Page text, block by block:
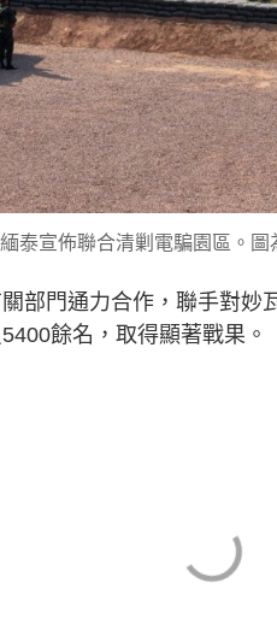
泰宣佈聯合清剿電騙園區。圖
部門通力合作，聯手對妙
餘名，取得顯著戰果。